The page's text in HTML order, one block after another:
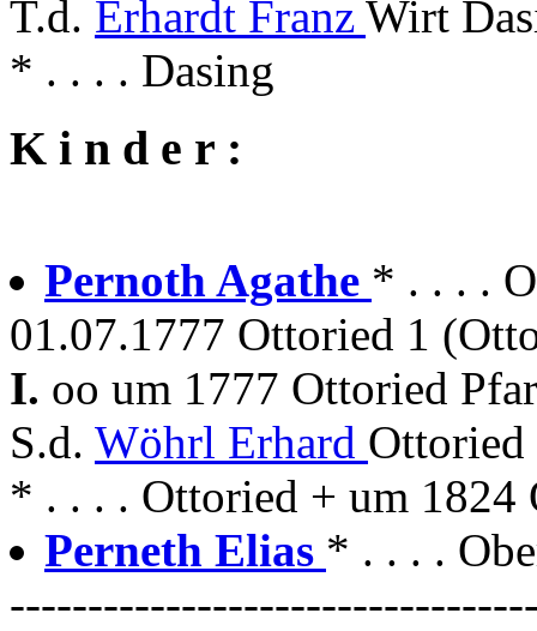
T.d. Erhardt Franz Wirt
* . . . . Dasing
K i n d e r :
Pernoth Agathe * . . . .
01.07.1777 Ottoried 1
I. oo um 1777 Ottoried
S.d. Wöhrl Erhard
* . . . . Ottoried + um 1824
Perneth Elias * . . . .